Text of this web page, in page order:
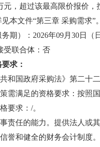
元，超过该最高限价报价
见本文件“第三章 采购需求”
期）：2026年09月30日（
受联合体：否
求：
和国政府采购法》第二十
需满足的资格要求：按照
要求：/。
责任的能力。提供法人或
誉和健全的财务会计制度